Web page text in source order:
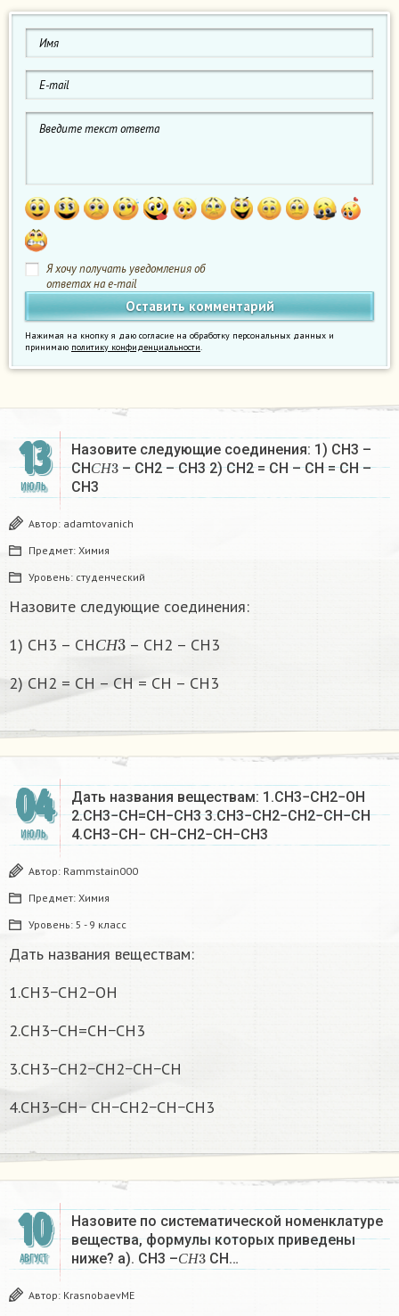
Я хочу получать уведомления об
ответах на e-mail
Нажимая на кнопку я даю согласие на обработку персональных данных и
принимаю политику конфиденциальности.
13
ИЮЛЬ
Назовите следующие соединения: 1) СН3 –
СН
С Н
СН3– СН2 – СН3 2) СН2 = СН – СН = СН –
СН3
Автор: adamtovanich
Предмет: Химия
Уровень: студенческий
Назовите следующие соединения:
1) СН3 – СН
С Н
СН3 – СН2 – СН3
2) СН2 = СН – СН = СН – СН3
04
ИЮЛЬ
Дать названия веществам: 1.CH3−CH2−OH
2.СН3−СН=СН−СН3 3.СН3−СН2−СН2−СН−СН
4.СН3−СН− СH−СН2−СН−СН3
Автор: Rammstain000
Предмет: Химия
Уровень: 5 - 9 класс
Дать названия веществам:
1.CH3−CH2−OH
2.СН3−СН=СН−СН3
3.СН3−СН2−СН2−СН−СН
4.СН3−СН− СH−СН2−СН−СН3
10
АВГУСТ
Назовите по систематической номенклатуре
вещества, формулы которых приведены
ниже? а). СН3 – С Н
СН3 СН…
Автор: KrasnobaevME